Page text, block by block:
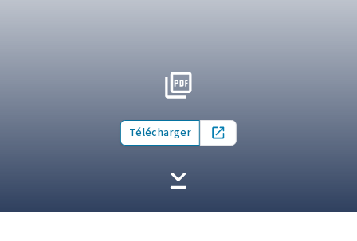
Télécharger Open in new tab